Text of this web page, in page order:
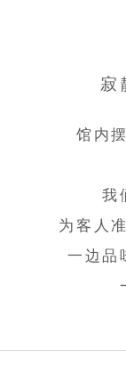
寂
馆内
我
为客人
一边品